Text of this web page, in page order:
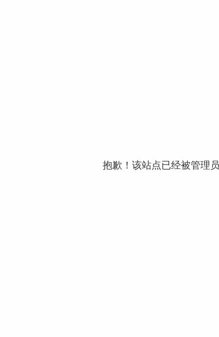
抱歉！该站点已经被管理